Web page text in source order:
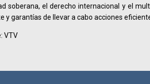
soberana, el derecho internacional y el
y garantías de llevar a cabo acciones
VTV